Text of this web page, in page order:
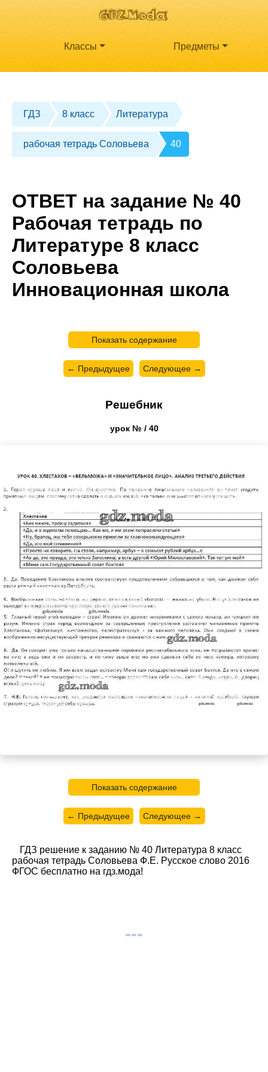
Классы Предметы
ГДЗ 8 класс Литература
рабочая тетрадь Соловьева 40
ОТВЕТ на задание № 40
Рабочая тетрадь по
Литературе 8 класс
Соловьева
Инновационная школа
Показать содержание
← Предыдущее Следующее →
Решебник
урок № / 40
Показать содержание
← Предыдущее Следующее →
ГДЗ решение к заданию № 40 Литература 8 класс
рабочая тетрадь Соловьева Ф.Е. Русское слово 2016
ФГОС бесплатно на гдз.мода!